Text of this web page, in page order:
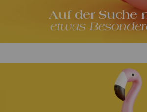
Auf der Suche
etwas